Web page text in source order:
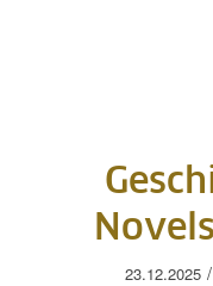
23.12.2025 /